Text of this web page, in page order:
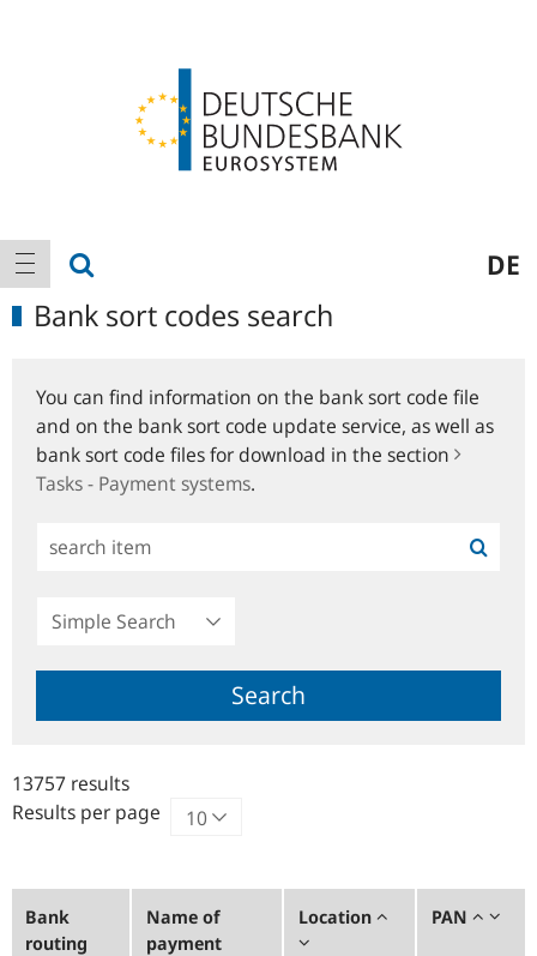
Main
navigation
show navigation DE
Bank sort codes search
You can find information on the bank sort code file
and on the bank sort code update service, as well as
bank sort code files for download in the section
Tasks - Payment systems.
Simple
Search
13757 results
Results per page
Bank
routing
Name of
payment
Location PAN